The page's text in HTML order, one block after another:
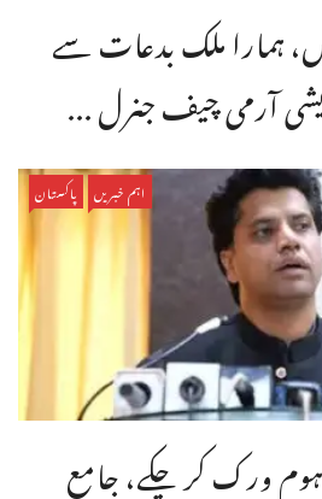
ہمارا ملک بدعات سے
آرمی چیف جنرل ...
اہم خبریں پاکستان
ہوم ورک کر چکے، جامع